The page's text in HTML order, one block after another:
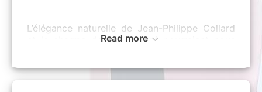
L’élégance naturelle de Jean-Philippe Collard
et le charme de son phrasé pourraient nous
d’oeuvre en péril –, il a souvent joué
Read more